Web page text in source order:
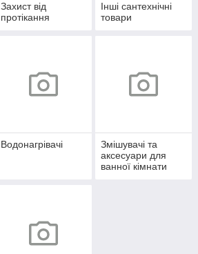
Захист від
протікання
Інші сантехнічні
товари
Водонагрівачі
Змішувачі та
аксесуари для
ванної кімнати